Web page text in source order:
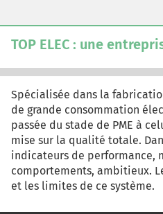
vente ne se fera finalement
l'apprenant de
contenus dans ce cas et
TOP ELEC : une
Spécialisée dans la
de grande consommation
passée du stade de PME à
mise sur la qualité totale.
indicateurs de performance,
comportements, ambitieux.
et les limites de ce système.